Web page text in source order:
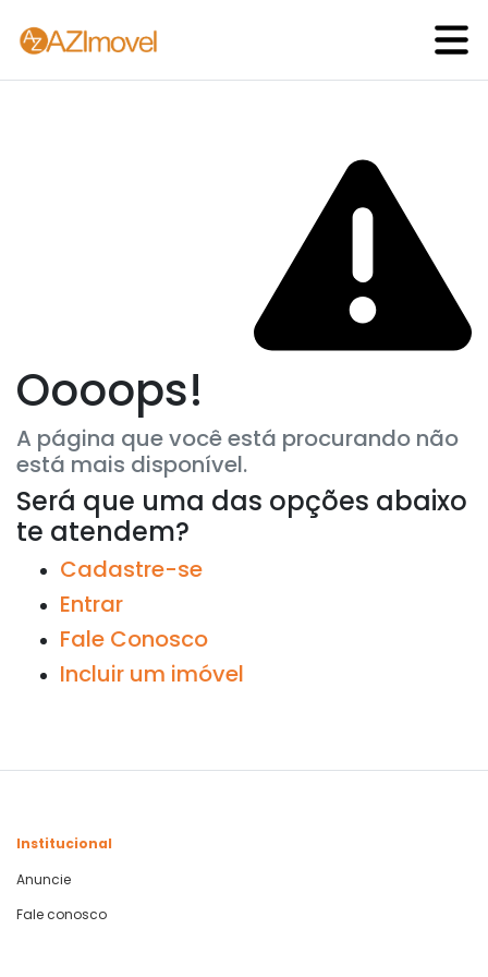
Oooops!
A página que você está procurando não
está mais disponível.
Será que uma das opções abaixo
te atendem?
Cadastre-se
Entrar
Fale Conosco
Incluir um imóvel
Institucional
Anuncie
Fale conosco